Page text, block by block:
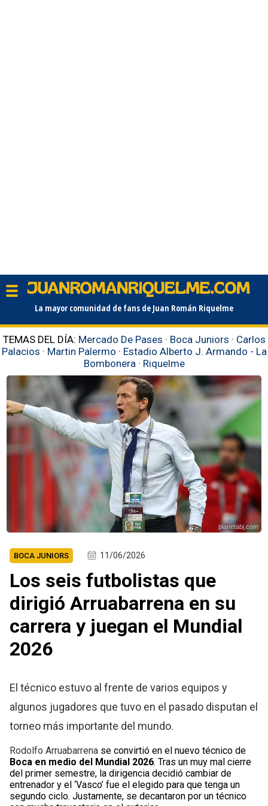
La mayor comunidad de fans de Juan Román Riquelme
TEMAS DEL DÍA: Mercado De Pases · Boca Juniors · Carlos
Palacios · Martin Palermo · Estadio Alberto J. Armando - La
Bombonera · Riquelme
planetabj.com
BOCA JUNIORS 11/06/2026
Los seis futbolistas que
dirigió Arruabarrena en su
carrera y juegan el Mundial
2026
El técnico estuvo al frente de varios equipos y
algunos jugadores que tuvo en el pasado disputan el
torneo más importante del mundo.
Rodolfo Arruabarrena se convirtió en el nuevo técnico de
Boca en medio del Mundial 2026. Tras un muy mal cierre
del primer semestre, la dirigencia decidió cambiar de
entrenador y el ‘Vasco’ fue el elegido para que tenga un
segundo ciclo. Justamente, se decantaron por un técnico